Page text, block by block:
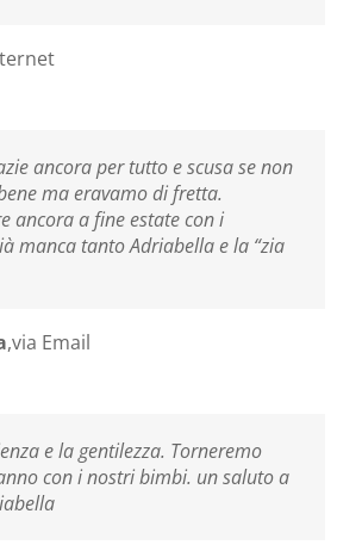
ancora per tutto e scusa se non
ma eravamo di fretta.
ancora a fine estate con i
manca tanto Adriabella e la “zia
,via Email
e la gentilezza. Torneremo
con i nostri bimbi. un saluto a